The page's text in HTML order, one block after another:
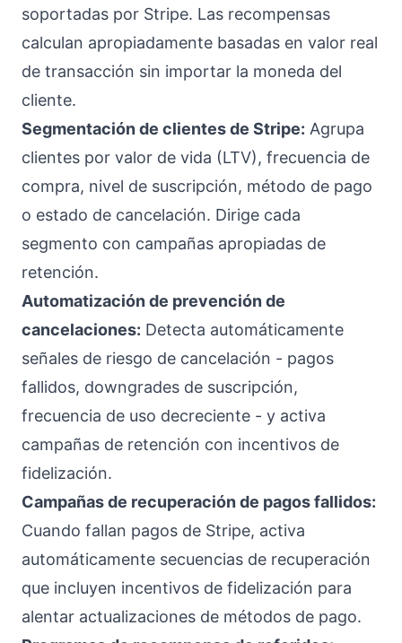
soportadas por Stripe. Las recompensas
calculan apropiadamente basadas en valor real
de transacción sin importar la moneda del
cliente.
Segmentación de clientes de Stripe: Agrupa
clientes por valor de vida (LTV), frecuencia de
compra, nivel de suscripción, método de pago
o estado de cancelación. Dirige cada
segmento con campañas apropiadas de
retención.
Automatización de prevención de
cancelaciones: Detecta automáticamente
señales de riesgo de cancelación - pagos
fallidos, downgrades de suscripción,
frecuencia de uso decreciente - y activa
campañas de retención con incentivos de
fidelización.
Campañas de recuperación de pagos fallidos:
Cuando fallan pagos de Stripe, activa
automáticamente secuencias de recuperación
que incluyen incentivos de fidelización para
alentar actualizaciones de métodos de pago.